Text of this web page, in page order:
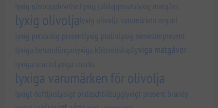
lyxig gåvoupplevelse.Lyxig julklappssatslyxig matgåva
lyxig olivoljalyxig olivolja varumärken organi
lyxig personlig presentlyxig pralinLyxig semesterpresent
lyxiga behandlingarlyxiga köksredskaplyxiga matgåvor
lyxiga snacksLyxiga snacks
lyxiga varumärken för olivolja
lyxigt doftljusLyxigt pistaschtilltugglyxigt present brandy